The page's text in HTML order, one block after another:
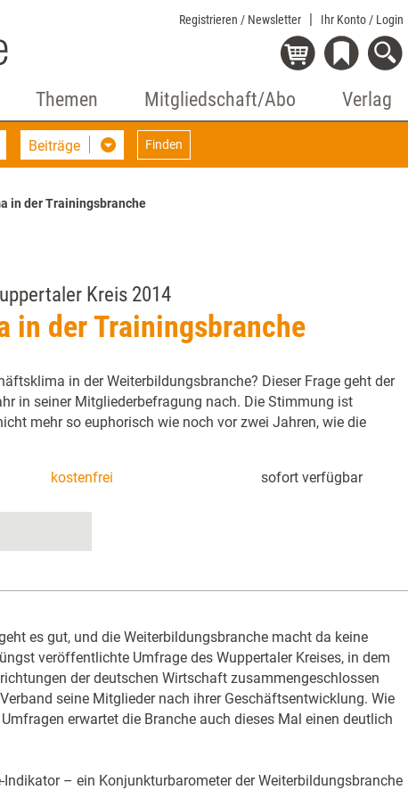
Registrieren / Newsletter Ihr Konto / Login
Themen Mitgliedschaft/Abo Verlag
Beiträge Finden
in der Trainingsbranche
Kreis 2014
in der Trainingsbranche
in der Weiterbildungsbranche? Dieser Frage geht der
in seiner Mitgliederbefragung nach. Die Stimmung ist
mehr so euphorisch wie noch vor zwei Jahren, wie die
kostenfrei sofort verfügbar
es gut, und die Weiterbildungsbranche macht da keine
veröffentlichte Umfrage des Wuppertaler Kreises, in dem
der deutschen Wirtschaft zusammengeschlossen
seine Mitglieder nach ihrer Geschäftsentwicklung. Wie
erwartet die Branche auch dieses Mal einen deutlich
– ein Konjunkturbarometer der Weiterbildungsbranche